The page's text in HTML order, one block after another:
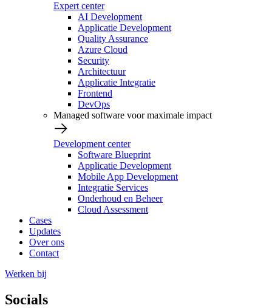
Expert center
AI Development
Applicatie Development
Quality Assurance
Azure Cloud
Security
Architectuur
Applicatie Integratie
Frontend
DevOps
Managed software voor maximale impact
Development center
Software Blueprint
Applicatie Development
Mobile App Development
Integratie Services
Onderhoud en Beheer
Cloud Assessment
Cases
Updates
Over ons
Contact
Werken bij
Socials